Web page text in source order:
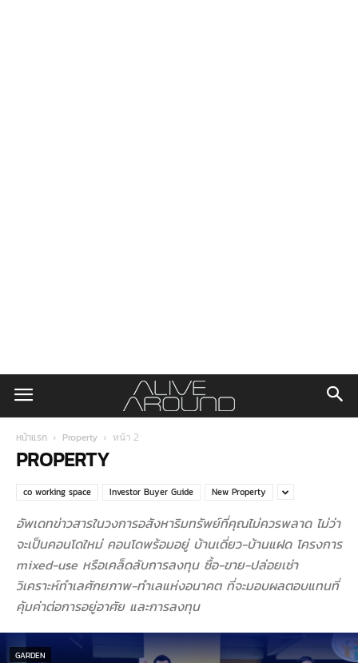
หน้าแรก Property หน้า 2
PROPERTY
co working space Investor Buyer Guide New Property
อัพเดทข่าวสารในวงการอสังหาริมทรัพย์ที่คุณไม่ควรพลาด ไม่ว่า
จะเป็นคอนโดใหม่ คอนโดพร้อมอยู่ บ้านเดี่ยว-บ้านแฝด โครงการ
mixed-use หรือเคล็ดลับการลงทุน ซื้อ-ขาย-ปล่อยเช่า
วิเคราะห์ทำเลศักยภาพ-ทำเลแห่งอนาคต ที่จะมอบผลตอบแทนที่
คุ้มค่าต่อการอยู่อาศัย และการลงทุน
GARDEN